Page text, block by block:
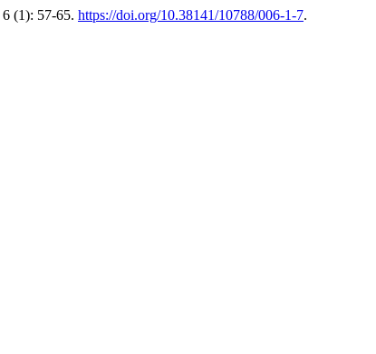
6 (1): 57-65. https://doi.org/10.38141/10788/006-1-7.